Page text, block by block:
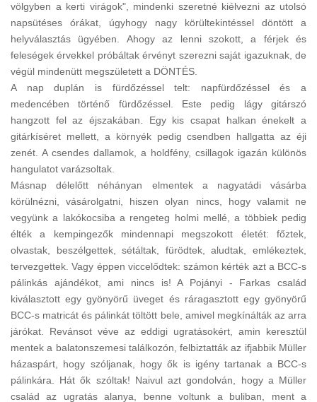
völgyben a kerti virágok", mindenki szeretné kiélvezni az utolsó
napsütéses órákat, úgyhogy nagy körültekintéssel döntött a
helyválasztás ügyében. Ahogy az lenni szokott, a férjek és
feleségek érvekkel próbáltak érvényt szerezni saját igazuknak, de
végül mindenütt megszületett a DÖNTÉS.
A nap duplán is fürdőzéssel telt: napfürdőzéssel és a
medencében történő fürdőzéssel. Este pedig lágy gitárszó
hangzott fel az éjszakában. Egy kis csapat halkan énekelt a
gitárkíséret mellett, a környék pedig csendben hallgatta az éji
zenét. A csendes dallamok, a holdfény, csillagok igazán különös
hangulatot varázsoltak.
Másnap délelőtt néhányan elmentek a nagyatádi vásárba
körülnézni, vásárolgatni, hiszen olyan nincs, hogy valamit ne
vegyünk a lakókocsiba a rengeteg holmi mellé, a többiek pedig
élték a kempingezők mindennapi megszokott életét: főztek,
olvastak, beszélgettek, sétáltak, fürödtek, aludtak, emlékeztek,
tervezgettek. Vagy éppen viccelődtek: számon kérték azt a BCC-s
pálinkás ajándékot, ami nincs is! A Pojányi - Farkas család
kiválasztott egy gyönyörű üveget és ráragasztott egy gyönyörű
BCC-s matricát és pálinkát töltött bele, amivel megkínálták az arra
járókat. Revánsot véve az eddigi ugratásokért, amin keresztül
mentek a balatonszemesi találkozón, felbiztatták az ifjabbik Müller
házaspárt, hogy szóljanak, hogy ők is igény tartanak a BCC-s
pálinkára. Hát ők szóltak! Naivul azt gondolván, hogy a Müller
család az ugratás alanya, benne voltunk a buliban, ment a